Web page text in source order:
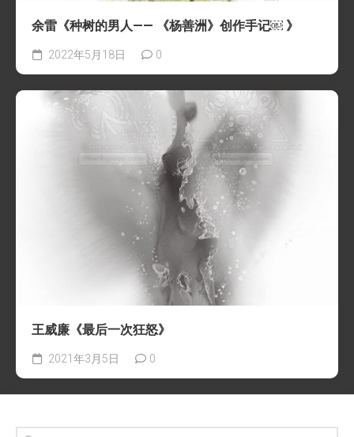
余雷《种树的男人—— 《杨善洲》创作手记￼ 》
2022年5月18日 0
王威廉《最后一次狂怒》
2021年3月5日 0